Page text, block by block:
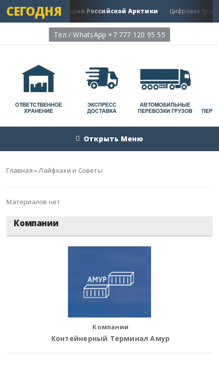
СЕГОДНЯ
Главная Артерия Российской Арктики Цифровая
Тел / WhatsApp +7 777 120 95 55
Открыть Меню
Главная »Лайфхаки и Советы
Материалов нет
Компании
Компании
Контейнерный Терминал Амур